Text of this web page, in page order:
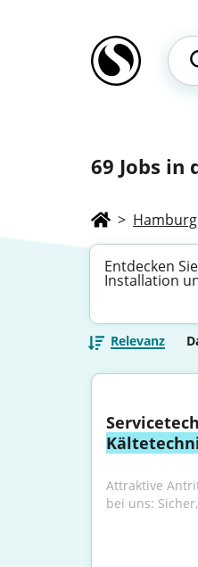
69 Jobs in
> Hamburg
Entdecken
Installation
Relevanz
Attraktive
bei uns: